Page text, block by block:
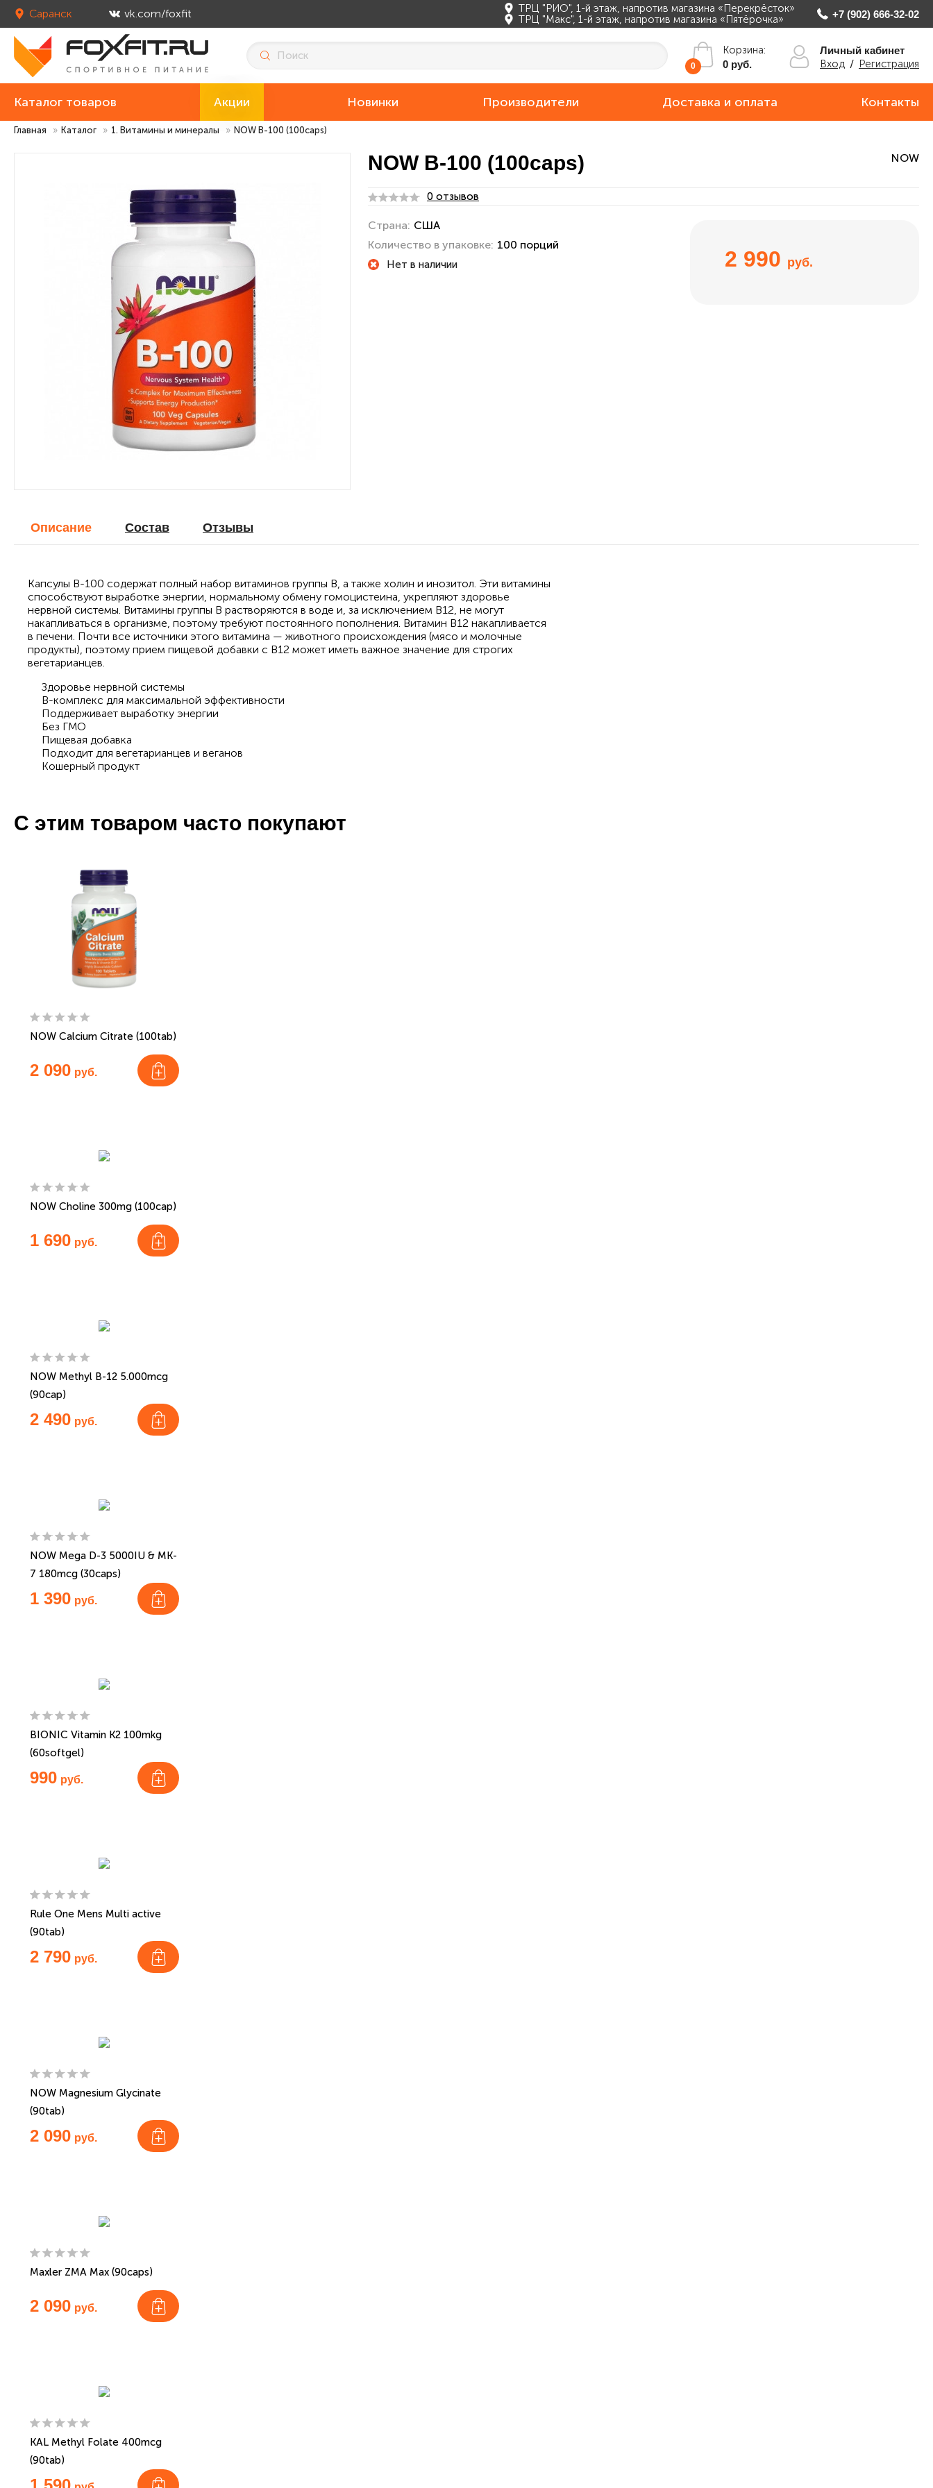
Саранск vk.com/foxfit
ТРЦ "РИО", 1-й этаж, напротив магазина «Перекрёсток»
ТРЦ "Макс", 1-й этаж, напротив магазина «Пятёрочка»
+7 (902) 666-32-02
0
Корзина:
0 руб.
Личный кабинет
Вход / Регистрация
Каталог товаров Акции Новинки Производители Доставка и оплата Контакты
Главная » Каталог » 1. Витамины и минералы » NOW B-100 (100caps)
NOW B-100 (100caps) NOW
0 отзывов
Страна: США
Количество в упаковке: 100 порций
Нет в наличии 2 990 руб.
Описание Cостав Отзывы
Капсулы B-100 содержат полный набор витаминов группы B, а также холин и инозитол. Эти витамины
способствуют выработке энергии, нормальному обмену гомоцистеина, укрепляют здоровье
нервной системы. Витамины группы B растворяются в воде и, за исключением B12, не могут
накапливаться в организме, поэтому требуют постоянного пополнения. Витамин В12 накапливается
в печени. Почти все источники этого витамина — животного происхождения (мясо и молочные
продукты), поэтому прием пищевой добавки с B12 может иметь важное значение для строгих
вегетарианцев.
Здоровье нервной системы
B-комплекс для максимальной эффективности
Поддерживает выработку энергии
Без ГМО
Пищевая добавка
Подходит для вегетарианцев и веганов
Кошерный продукт
С этим товаром часто покупают
NOW Calcium Citrate (100tab)
2 090 руб.
NOW Choline 300mg (100cap)
1 690 руб.
NOW Methyl B-12 5.000mcg
(90cap)
2 490 руб.
NOW Mega D-3 5000IU & MK-
7 180mcg (30caps)
1 390 руб.
BIONIC Vitamin K2 100mkg
(60softgel)
990 руб.
Rule One Mens Multi active
(90tab)
2 790 руб.
NOW Magnesium Glycinate
(90tab)
2 090 руб.
Maxler ZMA Max (90caps)
2 090 руб.
KAL Methyl Folate 400mcg
(90tab)